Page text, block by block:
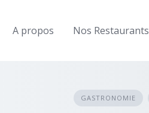
A propos Nos Restaurants
GASTRONOMIE